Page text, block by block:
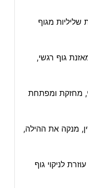
מגוף
גוף רגשי,
מחזקת ומפתחת
מנקה את ההילה,
לניקוי גוף